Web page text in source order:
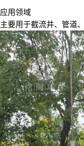
应用领域
主要用于截流井、管道